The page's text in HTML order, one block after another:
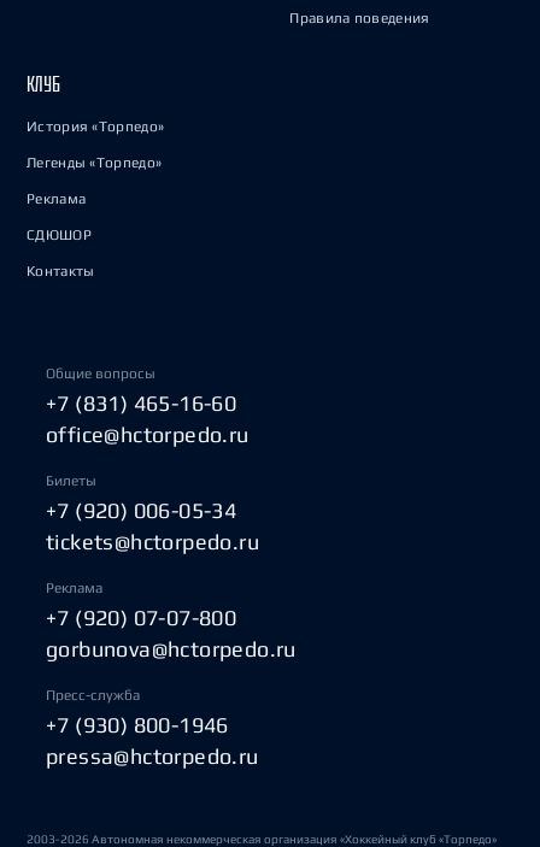
Правила поведения
КЛУБ
История «Торпедо»
Легенды «Торпедо»
Реклама
СДЮШОР
Контакты
Общие вопросы
+7 (831) 465-16-60
office@hctorpedo.ru
Билеты
+7 (920) 006-05-34
tickets@hctorpedo.ru
Реклама
+7 (920) 07-07-800
gorbunova@hctorpedo.ru
Пресс-служба
+7 (930) 800-1946
pressa@hctorpedo.ru
2003-2026 Автономная некоммерческая организация «Хоккейный клуб «Торпедо»